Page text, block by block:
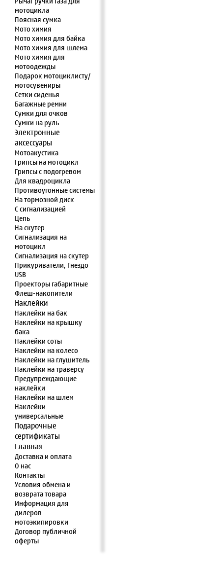
мотоцикла
Поясная сумка
Мото химия
Мото химия для байка
Мото химия для шлема
Мото химия для
мотоодежды
Подарок мотоциклисту/
мотосувениры
Сетки сиденья
Багажные ремни
Сумки для очков
Сумки на руль
Электронные
аксессуары
Мотоакустика
Грипсы на мотоцикл
Грипсы с подогревом
Для квадроцикла
Противоугонные системы
На тормозной диск
С сигнализацией
Цепь
На скутер
Сигнализация на
мотоцикл
Сигнализация на скутер
Прикуриватели, Гнездо
USB
Проекторы габаритные
Флеш-накопители
Наклейки
Наклейки на бак
Наклейки на крышку
бака
Наклейки соты
Наклейки на колесо
Наклейки на глушитель
Наклейки на траверсу
Предупреждающие
наклейки
Наклейки на шлем
Наклейки
универсальные
Подарочные
сертификаты
Главная
Доставка и оплата
О нас
Контакты
Условия обмена и
возврата товара
Информация для
дилеров
мотоэкипировки
Договор публичной
оферты